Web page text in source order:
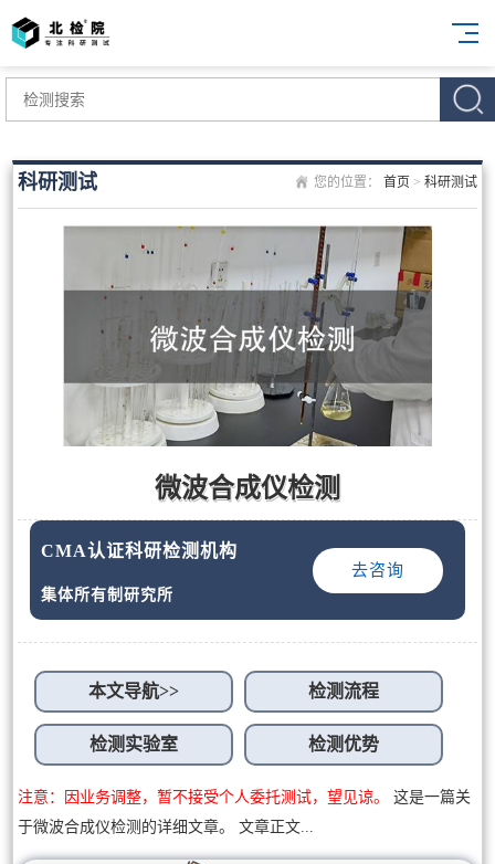
您的位置： 首页 > 科研测试
科研测试
微波合成仪检测
CMA认证科研检测机构
集体所有制研究所
去咨询
本文导航>> 检测流程
检测实验室 检测优势
注意：因业务调整，暂不接受个人委托测试，望见谅。
这是一篇关
于微波合成仪检测的详细文章。 文章正文...